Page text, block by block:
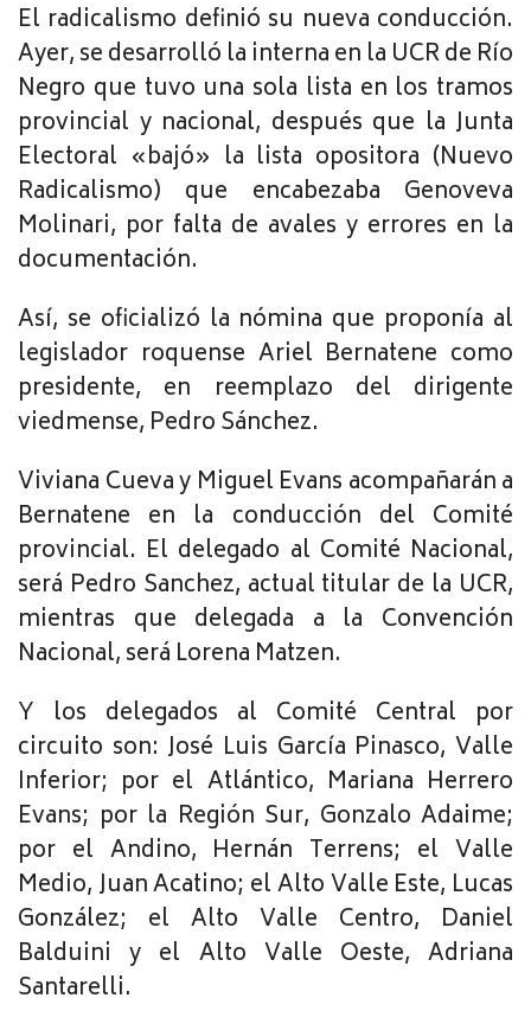
El radicalismo definió su nueva conducción.
Ayer, se desarrolló la interna en la UCR de Río
Negro que tuvo una sola lista en los tramos
provincial y nacional, después que la Junta
Electoral «bajó» la lista opositora (Nuevo
Radicalismo) que encabezaba Genoveva
Molinari, por falta de avales y errores en la
documentación.
Así, se oficializó la nómina que proponía al
legislador roquense Ariel Bernatene como
presidente, en reemplazo del dirigente
viedmense, Pedro Sánchez.
Viviana Cueva y Miguel Evans acompañarán a
Bernatene en la conducción del Comité
provincial. El delegado al Comité Nacional,
será Pedro Sanchez, actual titular de la UCR,
mientras que delegada a la Convención
Nacional, será Lorena Matzen.
Y los delegados al Comité Central por
circuito son: José Luis García Pinasco, Valle
Inferior; por el Atlántico, Mariana Herrero
Evans; por la Región Sur, Gonzalo Adaime;
por el Andino, Hernán Terrens; el Valle
Medio, Juan Acatino; el Alto Valle Este, Lucas
González; el Alto Valle Centro, Daniel
Balduini y el Alto Valle Oeste, Adriana
Santarelli.